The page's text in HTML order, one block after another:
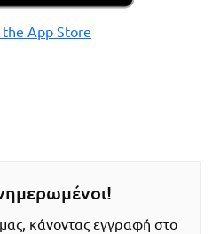
κάνοντας εγγραφή στο